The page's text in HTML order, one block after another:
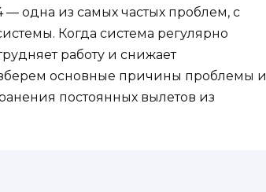
одна из самых частых проблем, с
Когда система регулярно
работу и снижает
основные причины проблемы и
постоянных вылетов из